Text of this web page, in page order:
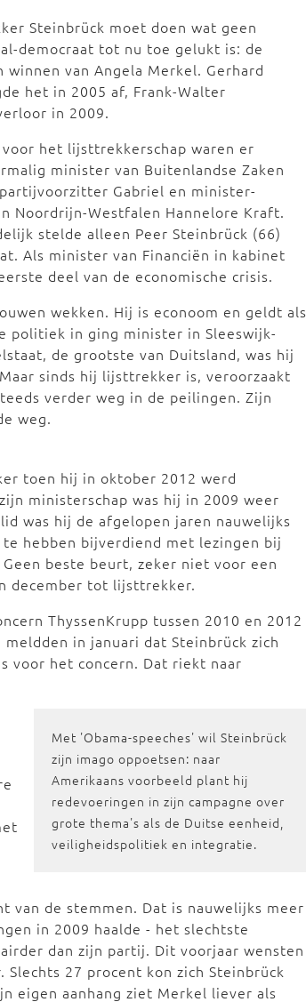
Steinbrück moet doen wat geen
democraat tot nu toe gelukt is: de
winnen van Angela Merkel. Gerhard
het in 2005 af, Frank-Walter
in 2009.
voor het lijsttrekkerschap waren er
minister van Buitenlandse Zaken
Gabriel en minister-
Noordrijn-Westfalen Hannelore Kraft.
stelde alleen Peer Steinbrück (66)
Als minister van Financiën in kabinet
deel van de economische crisis.
wekken. Hij is econoom en geldt als
politiek in ging minister in Sleeswijk-
de grootste van Duitsland, was hij
sinds hij lijsttrekker is, veroorzaakt
verder weg in de peilingen. Zijn
weg.
toen hij in oktober 2012 werd
ministerschap was hij in 2009 weer
was hij de afgelopen jaren nauwelijks
hebben bijverdiend met lezingen bij
beste beurt, zeker niet voor een
december tot lijsttrekker.
ThyssenKrupp tussen 2010 en 2012
in januari dat Steinbrück zich
voor het concern. Dat riekt naar
Met 'Obama-speeches' wil Steinbrück
zijn imago oppoetsen: naar
Amerikaans voorbeeld plant hij
redevoeringen in zijn campagne over
grote thema's als de Duitse eenheid,
veiligheidspolitiek en integratie.
van de stemmen. Dat is nauwelijks meer
in 2009 haalde - het slechtste
dan zijn partij. Dit voorjaar wensten
27 procent kon zich Steinbrück
eigen aanhang ziet Merkel liever als